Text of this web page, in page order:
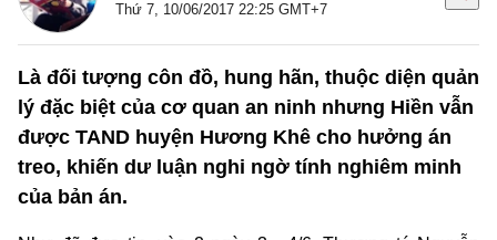
Thứ 7, 10/06/2017 22:25 GMT+7
Là đối tượng côn đồ, hung hãn, thuộc diện quản
lý đặc biệt của cơ quan an ninh nhưng Hiền vẫn
được TAND huyện Hương Khê cho hưởng án
treo, khiến dư luận nghi ngờ tính nghiêm minh
của bản án.